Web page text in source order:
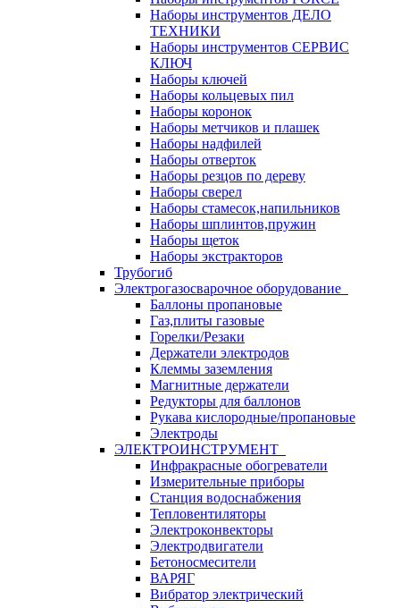
Наборы инструментов ДЕЛО
ТЕХНИКИ
Наборы инструментов СЕРВИС
КЛЮЧ
Наборы ключей
Наборы кольцевых пил
Наборы коронок
Наборы метчиков и плашек
Наборы надфилей
Наборы отверток
Наборы резцов по дереву
Наборы сверел
Наборы стамесок,напильников
Наборы шплинтов,пружин
Наборы щеток
Наборы экстракторов
Трубогиб
Электрогазосварочное оборудование
Баллоны пропановые
Газ,плиты газовые
Горелки/Резаки
Держатели электродов
Клеммы заземления
Магнитные держатели
Редукторы для баллонов
Рукава кислородные/пропановые
Электроды
ЭЛЕКТРОИНСТРУМЕНТ
Инфракрасные обогреватели
Измерительные приборы
Станция водоснабжения
Тепловентиляторы
Электроконвекторы
Электродвигатели
Бетоносмесители
ВАРЯГ
Вибратор электрический